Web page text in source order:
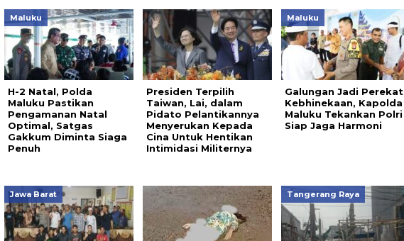
Maluku
H-2 Natal, Polda
Maluku Pastikan
Pengamanan Natal
Optimal, Satgas
Gakkum Diminta Siaga
Penuh
Presiden Terpilih
Taiwan, Lai, dalam
Pidato Pelantikannya
Menyerukan Kepada
Cina Untuk Hentikan
Intimidasi Militernya
Maluku
Galungan Jadi Perekat
Kebhinekaan, Kapolda
Maluku Tekankan Polri
Siap Jaga Harmoni
Jawa Barat Tangerang Raya